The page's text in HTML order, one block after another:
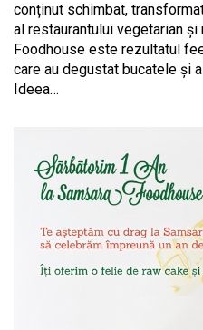
conținut schimbat,
al restaurantului vegetarian şi
Foodhouse este rezultatul
care au degustat bucatele şi
Ideea…